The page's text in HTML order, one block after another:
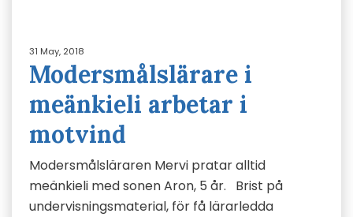
31 May, 2018
Modersmålslärare i
meänkieli arbetar i
motvind
Modersmålsläraren Mervi pratar alltid
meänkieli med sonen Aron, 5 år. Brist på
undervisningsmaterial, för få lärarledda